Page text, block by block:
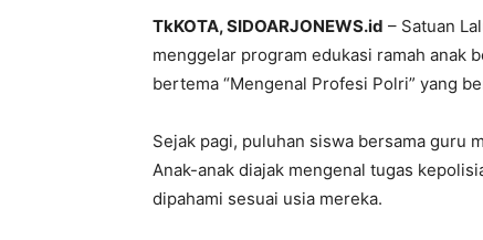
TkKOTA, SIDOARJONEWS.id – Satuan
menggelar program edukasi ramah anak
bertema “Mengenal Profesi Polri” yang
Sejak pagi, puluhan siswa bersama guru
Anak-anak diajak mengenal tugas
dipahami sesuai usia mereka.